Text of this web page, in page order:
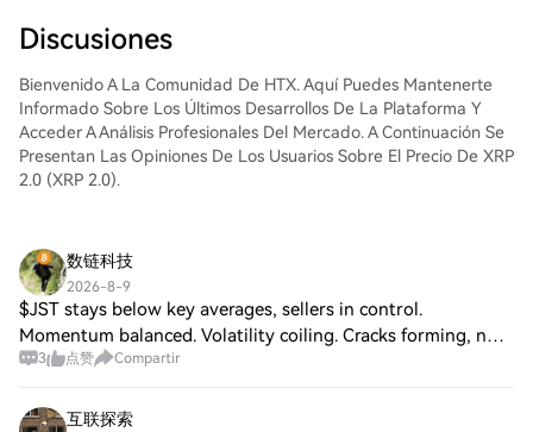
trades y monitorea en tiempo real.
Ofrecemos una experiencia fácil de usar
tanto para principiantes como para traders
experimentados.
Discusiones
Bienvenido A La Comunidad De HTX. Aquí Puedes Mantenerte
Informado Sobre Los Últimos Desarrollos De La Plataforma Y
Acceder A Análisis Profesionales Del Mercado. A Continuación Se
Presentan Las Opiniones De Los Usuarios Sobre El Precio De XRP
2.0 (XRP 2.0).
数链科技
2026-8-9
$JST stays below key averages, sellers in control.
Momentum balanced. Volatility coiling. Cracks forming, no
reversal yet. Path of least resistance lower unless resistance
3 点赞 Compartir
互联探索